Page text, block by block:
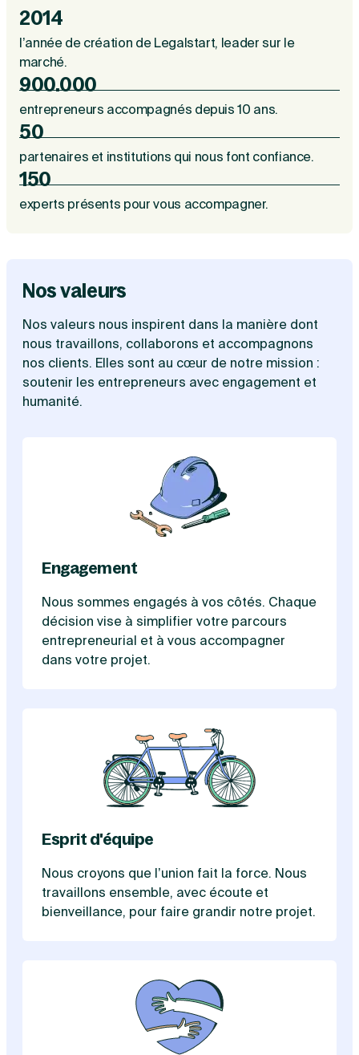
2014
l’année de création de Legalstart, leader sur le
marché.
900.000
entrepreneurs accompagnés depuis 10 ans.
50
partenaires et institutions qui nous font confiance.
150
experts présents pour vous accompagner.
Nos valeurs
Nos valeurs nous inspirent dans la manière dont
nous travaillons, collaborons et accompagnons
nos clients. Elles sont au cœur de notre mission :
soutenir les entrepreneurs avec engagement et
humanité.
Engagement
Nous sommes engagés à vos côtés. Chaque
décision vise à simplifier votre parcours
entrepreneurial et à vous accompagner
dans votre projet.
Esprit d'équipe
Nous croyons que l’union fait la force. Nous
travaillons ensemble, avec écoute et
bienveillance, pour faire grandir notre projet.